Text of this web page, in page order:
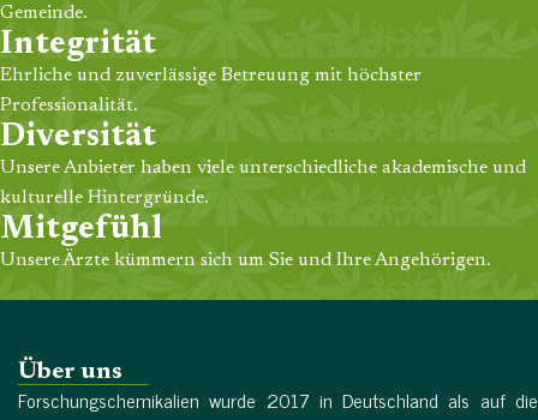
Gemeinde.
Integrität
Ehrliche und zuverlässige Betreuung mit höchster
Professionalität.
Diversität
Unsere Anbieter haben viele unterschiedliche akademische und
kulturelle Hintergründe.
Mitgefühl
Unsere Ärzte kümmern sich um Sie und Ihre Angehörigen.
Über uns
Forschungschemikalien wurde 2017 in Deutschland als auf die